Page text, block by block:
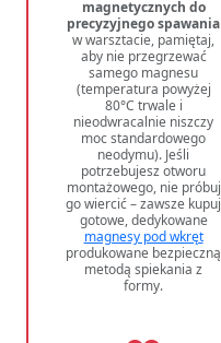
magnetycznych do
precyzyjnego spawania
w warsztacie, pamiętaj,
aby nie przegrzewać
samego magnesu
(temperatura powyżej
80°C trwale i
nieodwracalnie niszczy
moc standardowego
neodymu). Jeśli
potrzebujesz otworu
montażowego, nie próbuj
go wiercić – zawsze kupuj
gotowe, dedykowane
magnesy pod wkręt
produkowane bezpieczną
metodą spiekania z
formy.